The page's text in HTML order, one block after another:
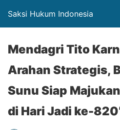
Saksi Hukum Indonesia
Mendagri Tito
Arahan Strategis,
Sunu Siap
di Hari Jadi ke-